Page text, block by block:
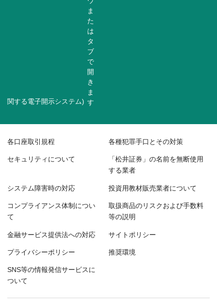
関する電子開示システム)
各口座取引規程 各種犯罪手口とその対策
セキュリティについて 「松井証券」の名前を無断使用
する業者
システム障害時の対応 投資用教材販売業者について
コンプライアンス体制につい
て
取扱商品のリスクおよび手数料
等の説明
金融サービス提供法への対応 サイトポリシー
プライバシーポリシー 推奨環境
SNS等の情報発信サービスに
ついて